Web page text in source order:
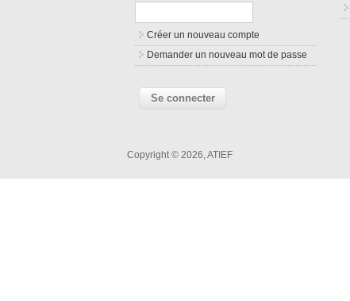
Créer un nouveau compte
Demander un nouveau mot de passe
Copyright © 2026, ATIEF